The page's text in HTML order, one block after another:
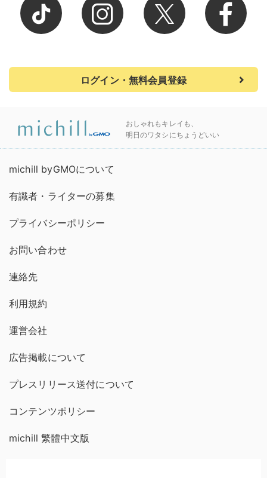
ログイン・無料会員登録
おしゃれもキレイも、
明日のワタシにちょうどいい
michill byGMOについて
有識者・ライターの募集
プライバシーポリシー
お問い合わせ
連絡先
利用規約
運営会社
広告掲載について
プレスリリース送付について
コンテンツポリシー
michill 繁體中文版